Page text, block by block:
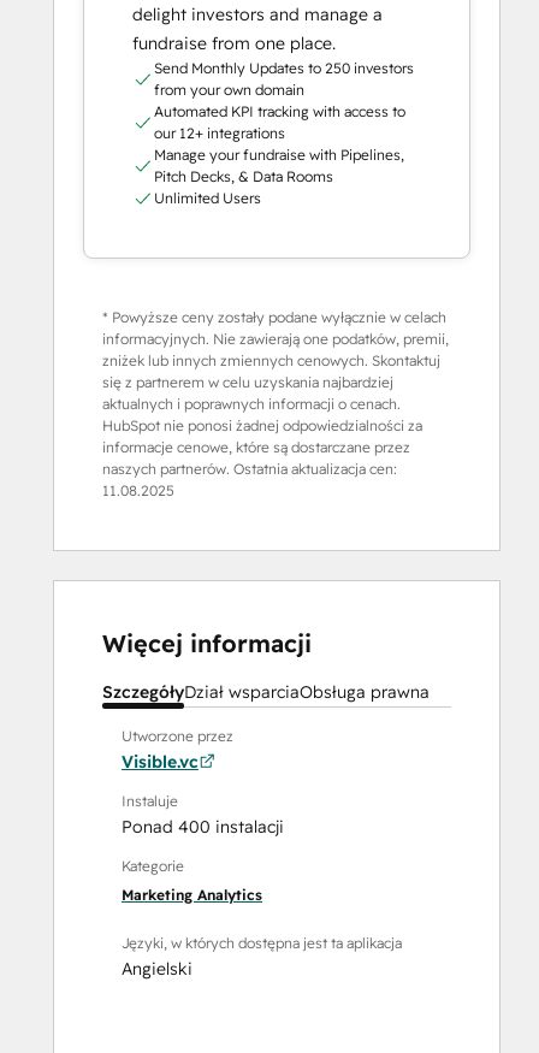
delight investors and manage a
fundraise from one place.
Send Monthly Updates to 250 investors
from your own domain
Automated KPI tracking with access to
our 12+ integrations
Manage your fundraise with Pipelines,
Pitch Decks, & Data Rooms
Unlimited Users
* Powyższe ceny zostały podane wyłącznie w celach
informacyjnych. Nie zawierają one podatków, premii,
zniżek lub innych zmiennych cenowych. Skontaktuj
się z partnerem w celu uzyskania najbardziej
aktualnych i poprawnych informacji o cenach.
HubSpot nie ponosi żadnej odpowiedzialności za
informacje cenowe, które są dostarczane przez
naszych partnerów. Ostatnia aktualizacja cen:
11.08.2025
Więcej informacji
SzczegółyDział wsparciaObsługa prawna
Utworzone przez
Visible.vc
Instaluje
Ponad 400 instalacji
Kategorie
Marketing Analytics
Języki, w których dostępna jest ta aplikacja
Angielski